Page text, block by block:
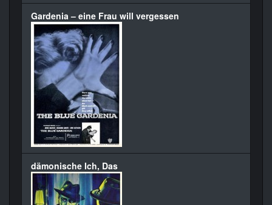
Gardenia – eine Frau will vergessen
dämonische Ich, Das